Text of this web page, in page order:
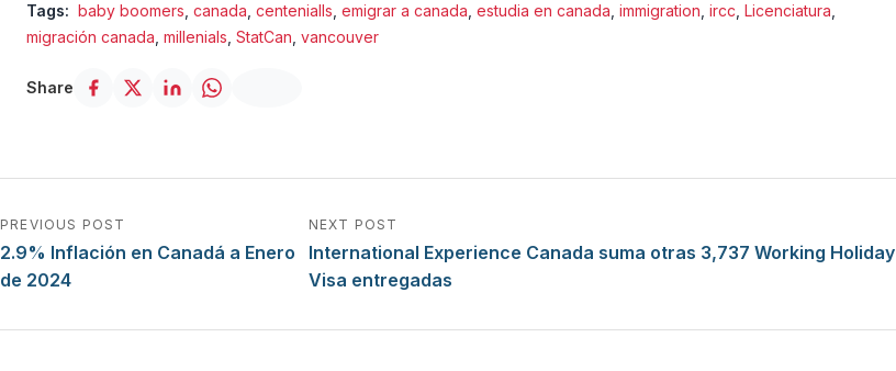
Tags: baby boomers canada centenialls emigrar a canada estudia en canada immigration ircc Licenciatura
migración canada millenials StatCan vancouver
Share
Navegación de entradas
PREVIOUS POST
2.9% Inflación en Canadá a Enero
de 2024
NEXT POST
International Experience Canada suma otras 3,737 Working Holiday
Visa entregadas